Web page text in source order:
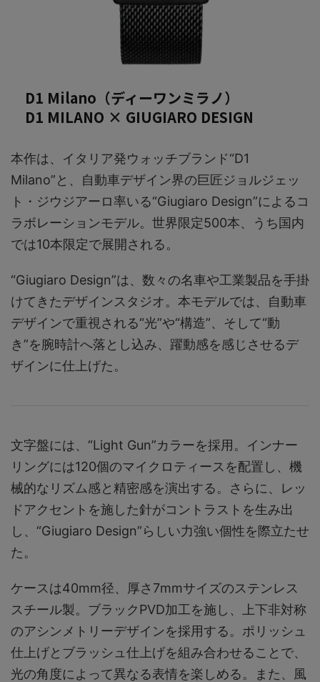
D1 Milano（ディーワンミラノ）
D1 MILANO × GIUGIARO DESIGN​
本作は、イタリア発ウォッチブランド“D1
Milano”と、自動車デザイン界の巨匠ジョルジェッ
ト・ジウジアーロ率いる“Giugiaro Design”によるコ
ラボレーションモデル。世界限定500本、うち国内
では10本限定で展開される。
“Giugiaro Design”は、数々の名車や工業製品を手掛
けてきたデザインスタジオ。本モデルでは、自動車
デザインで重視される“光”や“構造”、そして“動
き”を腕時計へ落とし込み、躍動感を感じさせるデ
ザインに仕上げた。
文字盤には、“Light Gun”カラーを採用。インナー
リングには120個のマイクロティースを配置し、機
械的なリズム感と精密感を演出する。さらに、レッ
ドアクセントを施した針がコントラストを生み出
し、“Giugiaro Design”らしい力強い個性を際立たせ
た。
ケースは40mm径、厚さ7mmサイズのステンレス
スチール製。ブラックPVD加工を施し、上下非対称
のアシンメトリーデザインを採用する。ポリッシュ
仕上げとブラッシュ仕上げを組み合わせることで、
光の角度によって異なる表情を楽しめる。また、風